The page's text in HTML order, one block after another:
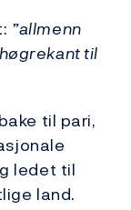
”allmenn
til
til pari,
ledet til
land.